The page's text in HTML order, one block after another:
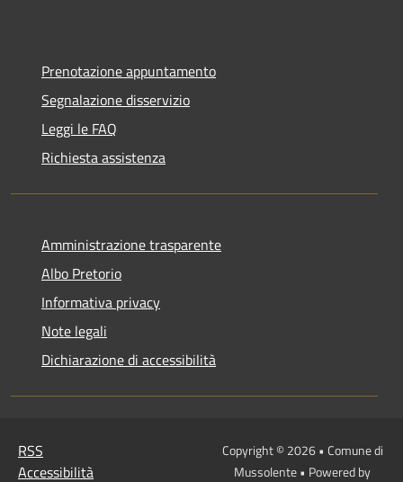
Prenotazione appuntamento
Segnalazione disservizio
Leggi le FAQ
Richiesta assistenza
Amministrazione trasparente
Albo Pretorio
Informativa privacy
Note legali
Dichiarazione di accessibilità
RSS
Accessibilità
Copyright © 2026 • Comune di
Mussolente • Powered by